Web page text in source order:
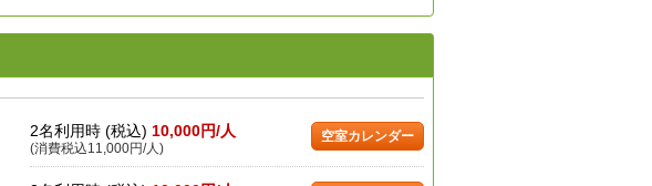
2名利用時 (税込) 10,000円/人
(消費税込11,000円/人)
空室カレンダー